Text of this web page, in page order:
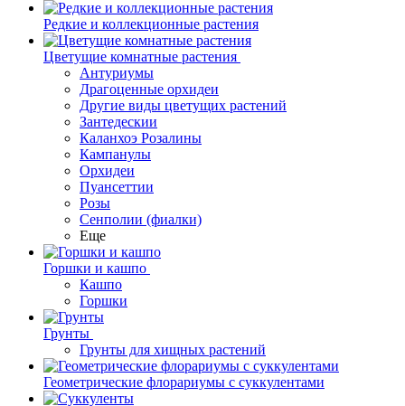
Редкие и коллекционные растения
Цветущие комнатные растения
Антуриумы
Драгоценные орхидеи
Другие виды цветущих растений
Зантедескии
Каланхоэ Розалины
Кампанулы
Орхидеи
Пуансеттии
Розы
Сенполии (фиалки)
Еще
Горшки и кашпо
Кашпо
Горшки
Грунты
Грунты для хищных растений
Геометрические флорариумы с суккулентами